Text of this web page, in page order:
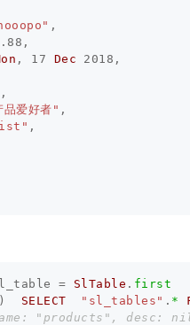
,
,
, 17 Dec 2018 ,
,
品爱好者" ,
,
= SlTable . first
) SELECT "sl_tables" . *
"products", desc: